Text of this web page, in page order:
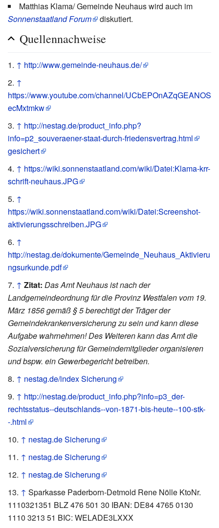
Matthias Klama/ Gemeinde Neuhaus wird auch im
Sonnenstaatland Forum
diskutiert.
Quellennachweise
↑ http://www.gemeinde-neuhaus.de/
↑
https://www.youtube.com/channel/UCbEPOnAZqGEANOS
ecMxtmkw
↑ http://nestag.de/product_info.php?
info=p2_souveraener-staat-durch-friedensvertrag.html
gesichert
↑ https://wiki.sonnenstaatland.com/wiki/Datei:Klama-krr-
schrift-neuhaus.JPG
↑
https://wiki.sonnenstaatland.com/wiki/Datei:Screenshot-
aktivierungsschreiben.JPG
↑
http://nestag.de/dokumente/Gemeinde_Neuhaus_Aktivieru
ngsurkunde.pdf
↑ Zitat: Das Amt Neuhaus ist nach der
Landgemeindeordnung für die Provinz Westfalen vom 19.
März 1856 gemäß § 5 berechtigt der Träger der
Gemeindekrankenversi­cherung zu sein und kann diese
Aufgabe wahrnehmen! Des Weiteren kann das Amt die
Sozialversicherung für Gemeindemitglieder organisieren
und bspw. ein Gewerbegericht betreiben.
↑ nestag.de/index Sicherung
↑ http://nestag.de/product_info.php?info=p3_der-
rechtsstatus--deutschlands--von-1871-bis-heute--100-stk-
-.html
↑ nestag.de Sicherung
↑ nestag.de Sicherung
↑ nestag.de Sicherung
↑ Sparkasse Paderborn-Detmold Rene Nölle KtoNr.
1110321351 BLZ 476 501 30 IBAN: DE84 4765 0130
1110 3213 51 BIC: WELADE3LXXX